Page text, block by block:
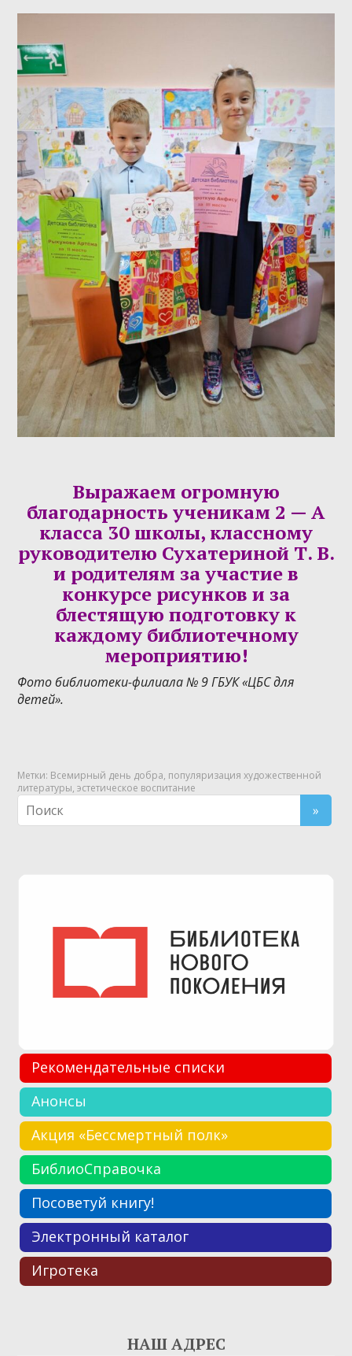
Выражаем огромную
благодарность ученикам 2 — А
класса 30 школы, классному
руководителю Сухатериной Т. В.
и родителям за участие в
конкурсе рисунков и за
блестящую подготовку к
каждому библиотечному
мероприятию!
Фото библиотеки-филиала № 9 ГБУК «ЦБС для
детей».
Метки: Всемирный день добра, популяризация художественной
литературы,эстетическое воспитание
Рекомендательные списки
Анонсы
Акция «Бессмертный полк»
БиблиоСправочка
Посоветуй книгу!
Электронный каталог
Игротека
НАШ АДРЕС